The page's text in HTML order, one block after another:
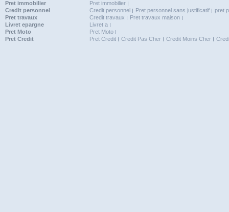
Pret immobilier
Pret immobilier
Credit personnel
Credit personnel Pret personnel sans justificatif
pret
Pret travaux
Credit travaux
Pret travaux maison
Livret epargne
Livret a
Pret Moto
Pret Moto
Pret Credit
Pret Credit Credit Pas Cher Credit Moins Cher